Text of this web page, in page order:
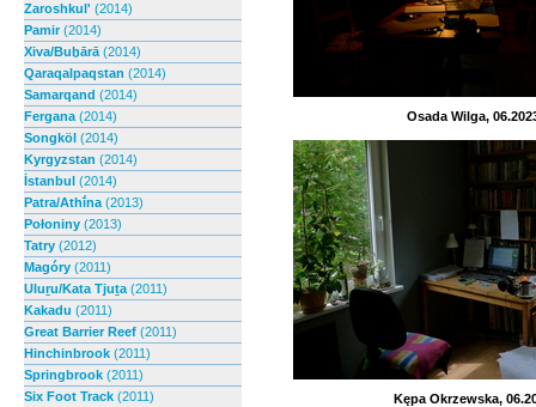
Zaroshkul' (2014)
Pamir(2014)
Xiva/Buḫārā (2014)
Qaraqalpaqstan (2014)
Samarqand (2014)
Fergana (2014)
Songköl (2014)
Kyrgyzstan (2014)
İstanbul (2014)
Patra/Athī́na (2013)
Połoniny (2013)
Tatry (2012)
Magóry (2011)
Uluṟu/Kata Tjuṯa (2011)
Kakadu (2011)
Great Barrier Reef (2011)
Hinchinbrook (2011)
Springbrook (2011)
Six Foot Track (2011)
Osada Wilga,
Kępa Okrzewska,